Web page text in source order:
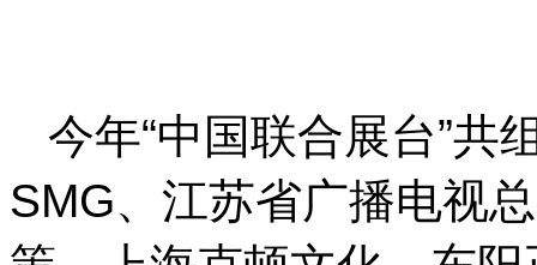
今年“中国联合展台”共
SMG、江苏省广播电视